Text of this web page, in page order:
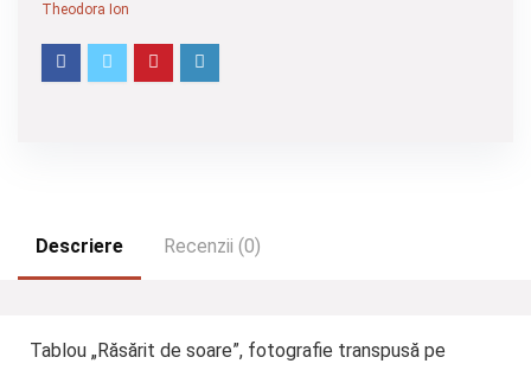
Theodora Ion
Descriere Recenzii (0)
Tablou „Răsărit de soare”, fotografie transpusă pe